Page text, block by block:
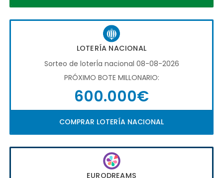
LOTERÍA NACIONAL
Sorteo de loterÍa nacional 08-08-2026
PRÓXIMO BOTE MILLONARIO:
600.000€
COMPRAR LOTERÍA NACIONAL
EURODREAMS